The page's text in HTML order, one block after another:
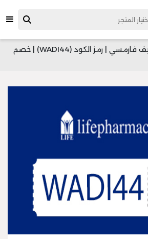
> كود خصم لايف فارمسي | رمز الكود (WADI44) | خصم